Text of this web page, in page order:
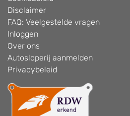
Disclaimer
FAQ: Veelgestelde vragen
Inloggen
Over ons
Autosloperij aanmelden
Privacybeleid